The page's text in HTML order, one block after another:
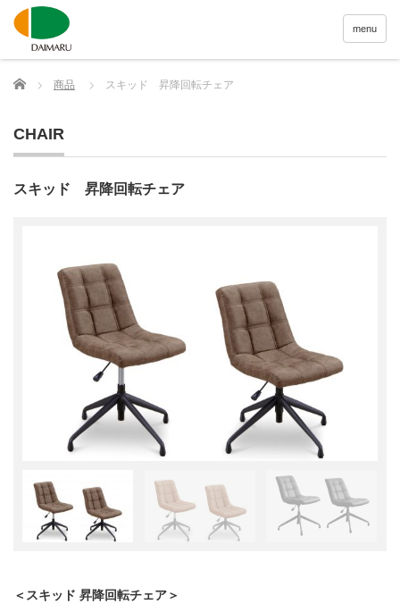
menu
Home 商品 スキッド 昇降回転チェア
CHAIR
スキッド 昇降回転チェア
＜スキッド 昇降回転チェア＞